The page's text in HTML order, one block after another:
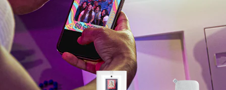
Specyfikacje HP Sprocket